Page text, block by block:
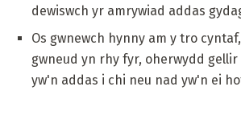
dewiswch yr amrywiad addas
Os gwnewch hynny am y tro
gwneud yn rhy fyr, oherwydd gellir
yw'n addas i chi neu nad yw'n ei